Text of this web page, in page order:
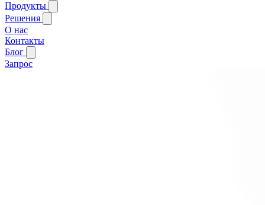
Продукты
Решения
О нас
Контакты
Блог
Запрос